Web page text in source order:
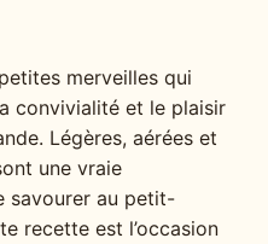
merveilles qui
convivialité et le plaisir
Légères, aérées et
une vraie
savourer au petit-
recette est l’occasion